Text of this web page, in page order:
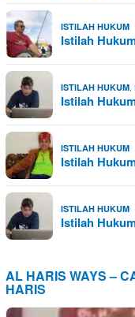
ISTILAH HUKUM
Istilah
ISTILAH HUKUM,
Istilah
ISTILAH HUKUM
Istilah
ISTILAH HUKUM
Istilah
AL HARIS WAYS –
HARIS